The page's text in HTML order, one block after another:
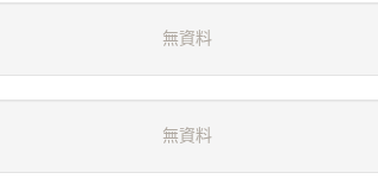
無資料
無資料